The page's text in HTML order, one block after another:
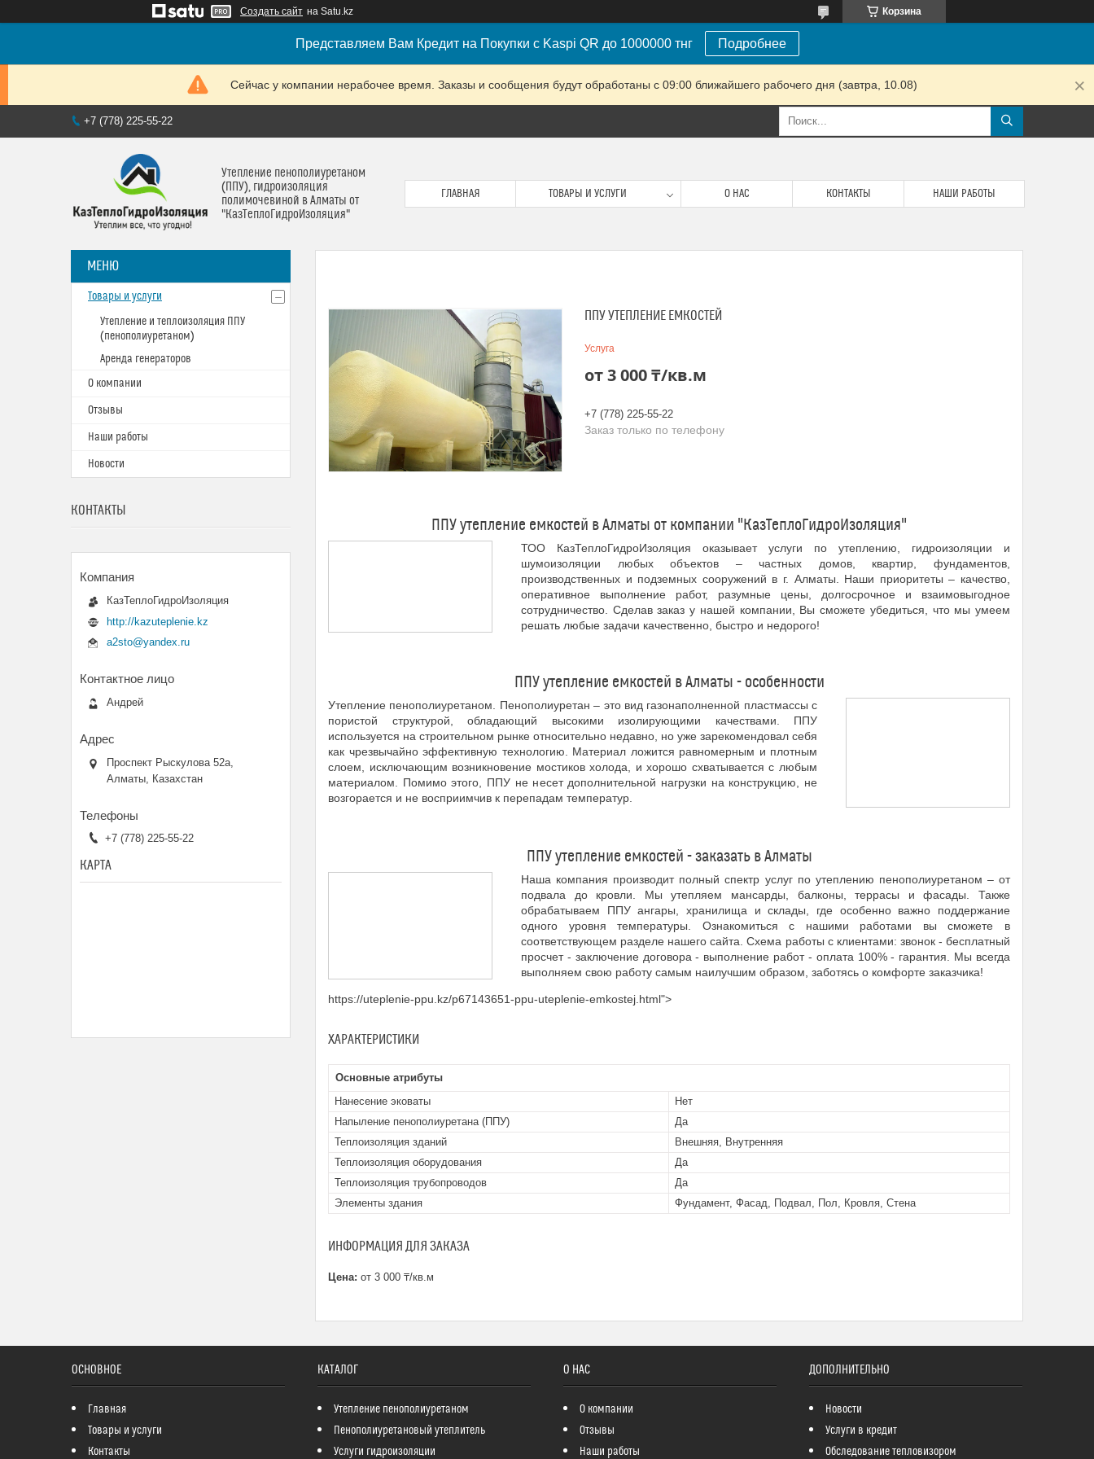
Создать сайт на Satu.kz Корзина
Представляем Вам Кредит на Покупки с Kaspi QR до 1000000 тнг Подробнее
Сейчас у компании нерабочее время. Заказы и сообщения будут обработаны с 09:00 ближайшего рабочего дня (завтра, 10.08)
+7 (778) 225-55-22
Утепление пенополиуретаном
(ППУ), гидроизоляция
полимочевиной в Алматы от
"КазТеплоГидроИзоляция"
ГЛАВНАЯ ТОВАРЫ И УСЛУГИ О НАС КОНТАКТЫ НАШИ РАБОТЫ
ППУ УТЕПЛЕНИЕ ЕМКОСТЕЙ
Услуга
от3 000 ₸/кв.м
+7 (778) 225-55-22
Заказ только по телефону
ППУ утепление емкостей в Алматы от компании "КазТеплоГидроИзоляция"
ТОО КазТеплоГидроИзоляция оказывает услуги по утеплению, гидроизоляции и
шумоизоляции любых объектов – частных домов, квартир, фундаментов,
производственных и подземных сооружений в г. Алматы. Наши приоритеты – качество,
оперативное выполнение работ, разумные цены, долгосрочное и взаимовыгодное
сотрудничество. Сделав заказ у нашей компании, Вы сможете убедиться, что мы умеем
решать любые задачи качественно, быстро и недорого!
ППУ утепление емкостей в Алматы - особенности
Утепление пенополиуретаном. Пенополиуретан – это вид газонаполненной пластмассы с
пористой структурой, обладающий высокими изолирующими качествами. ППУ
используется на строительном рынке относительно недавно, но уже зарекомендовал себя
как чрезвычайно эффективную технологию. Материал ложится равномерным и плотным
слоем, исключающим возникновение мостиков холода, и хорошо схватывается с любым
материалом. Помимо этого, ППУ не несет дополнительной нагрузки на конструкцию, не
возгорается и не восприимчив к перепадам температур.
ППУ утепление емкостей - заказать в Алматы
Наша компания производит полный спектр услуг по утеплению пенополиуретаном – от
подвала до кровли. Мы утепляем мансарды, балконы, террасы и фасады. Также
обрабатываем ППУ ангары, хранилища и склады, где особенно важно поддержание
одного уровня температуры. Ознакомиться с нашими работами вы сможете в
соответствующем разделе нашего сайта. Схема работы с клиентами: звонок - бесплатный
просчет - заключение договора - выполнение работ - оплата 100% - гарантия. Мы всегда
выполняем свою работу самым наилучшим образом, заботясь о комфорте заказчика!
https://uteplenie-ppu.kz/p67143651-ppu-uteplenie-emkostej.html">
ХАРАКТЕРИСТИКИ
Основные атрибуты
Нанесение эковаты
Нет
Напыление пенополиуретана (ППУ)
Да
Теплоизоляция зданий
Внешняя, Внутренняя
Теплоизоляция оборудования
Да
Теплоизоляция трубопроводов
Да
Элементы здания
Фундамент, Фасад, Подвал, Пол, Кровля, Стена
ИНФОРМАЦИЯ ДЛЯ ЗАКАЗА
Цена: от 3 000 ₸/кв.м
Товары и услуги
Утепление и теплоизоляция ППУ
(пенополиуретаном)
Аренда генераторов
О компании
Отзывы
Наши работы
Новости
КОНТАКТЫ
КазТеплоГидроИзоляция
http://kazuteplenie.kz
a2sto@yandex.ru
Андрей
Проспект Рыскулова 52а,
Алматы, Казахстан
+7 (778) 225-55-22
КАРТА
ОСНОВНОЕ
Главная
Товары и услуги
Контакты
КАТАЛОГ
Утепление пенополиуретаном
Пенополиуретановый утеплитель
Услуги гидроизоляции
О НАС
О компании
Отзывы
Наши работы
ДОПОЛНИТЕЛЬНО
Новости
Услуги в кредит
Обследование тепловизором